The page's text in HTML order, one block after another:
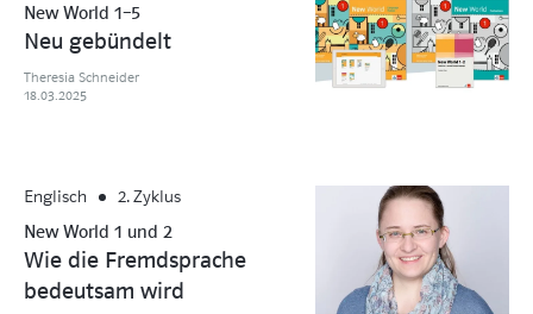
New World 1–5
Neu gebündelt
Theresia Schneider
18.03.2025
Englisch 2. Zyklus
New World 1 und 2
Wie die Fremdsprache
bedeutsam wird